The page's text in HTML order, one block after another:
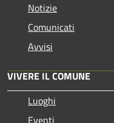
Notizie
Comunicati
Avvisi
VIVERE IL COMUNE
Luoghi